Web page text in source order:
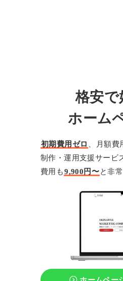
格安で
ホーム
初期費用ゼロ 、月額費
制作・運用支援サービ
費用も9,900円〜と非